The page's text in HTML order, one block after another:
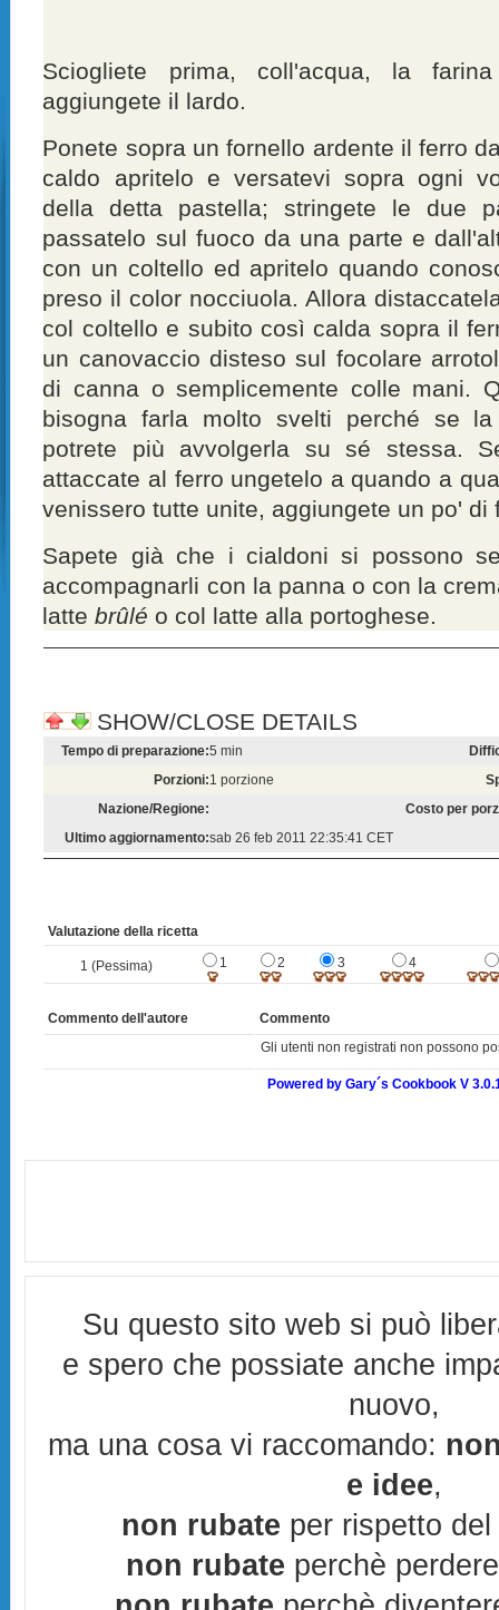
Sciogliete prima, coll'acqua, la
aggiungete il lardo.
Ponete sopra un fornello ardente il ferro
caldo apritelo e versatevi sopra ogni
della detta pastella; stringete le due
passatelo sul fuoco da una parte e
con un coltello ed apritelo quando
preso il color nocciuola. Allora
col coltello e subito così calda sopra il
un canovaccio disteso sul focolare
di canna o semplicemente colle mani.
bisogna farla molto svelti perché se
potrete più avvolgerla su sé stessa.
attaccate al ferro ungetelo a quando a
venissero tutte unite, aggiungete un po' di
Sapete già che i cialdoni si possono
accompagnarli con la panna o con la
lattebrûlé o col latte alla portoghese.
SHOW/CLOSE DETAILS
Tempo di preparazione:5 min
Porzioni:1 porzione
Nazione/Regione:
Costo per
Ultimo aggiornamento:sab 26 feb 2011 22:35:41 CET
Valutazione della ricetta
1 (Pessima) 1 2 3 4
Commento dell'autore
Commento
Gli utenti non registrati non possono
Powered by Gary´s Cookbook V
Su questo sito web si può
e spero che possiate anche
nuovo,
ma una cosa vi raccomando:
e idee,
non rubate per rispetto
non rubate perchè